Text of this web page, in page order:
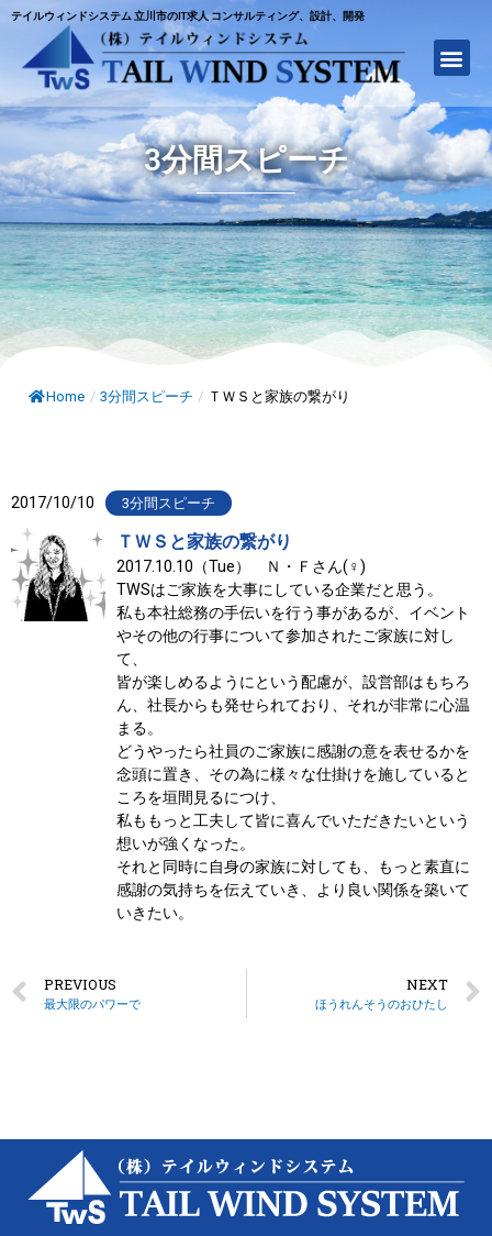
テイルウィンドシステム 立川市のIT求人 コンサルティング、設計、開発
3分間スピーチ
Home / 3分間スピーチ / ＴＷＳと家族の繋がり
2017/10/10 3分間スピーチ
ＴＷＳと家族の繋がり
2017.10.10（Tue） Ｎ・Ｆさん(♀)
TWSはご家族を大事にしている企業だと思う。
私も本社総務の手伝いを行う事があるが、イベント
やその他の行事について参加されたご家族に対し
て、
皆が楽しめるようにという配慮が、設営部はもちろ
ん、社長からも発せられており、それが非常に心温
まる。
どうやったら社員のご家族に感謝の意を表せるかを
念頭に置き、その為に様々な仕掛けを施していると
ころを垣間見るにつけ、
私ももっと工夫して皆に喜んでいただきたいという
想いが強くなった。
それと同時に自身の家族に対しても、もっと素直に
感謝の気持ちを伝えていき、より良い関係を築いて
いきたい。
PREVIOUS
最大限のパワーで
NEXT
ほうれんそうのおひたし